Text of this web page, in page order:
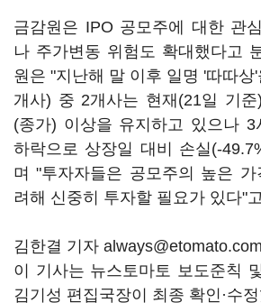
금감원은 IPO 공모주에 대한 관
나 주가변동 위험도 확대했다고
원은 "지난해 말 이후 일명 '따따
개사) 중 2개사는 현재(21일 기
(종가) 이상을 유지하고 있으나
하락으로 상장일 대비 손실(-
며 "투자자들은 공모주의 높은
려해 신중히 투자할 필요가 있다"
김한결 기자 always@etomato.com
이 기사는 뉴스토마토 보도준칙
김기성 편집국장이 최종 확인·수